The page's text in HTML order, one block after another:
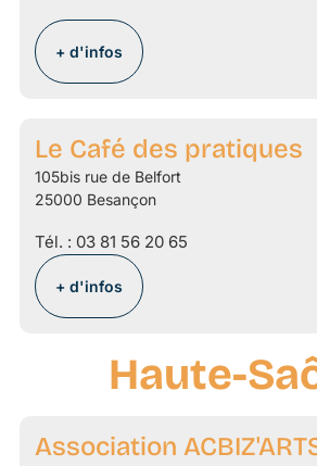
+ d'infos
Le Café des pratiques
105bis rue de Belfort
25000 Besançon
Tél. : 03 81 56 20 65
+ d'infos
Haute-
Association